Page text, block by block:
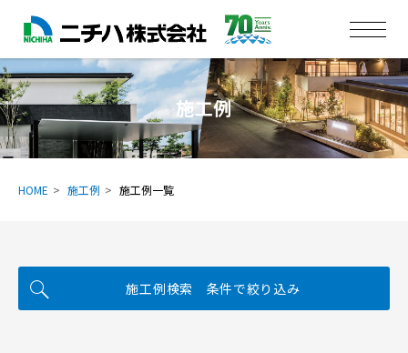
施工例
HOME 施工例 施工例一覧
施工例検索 条件で絞り込み